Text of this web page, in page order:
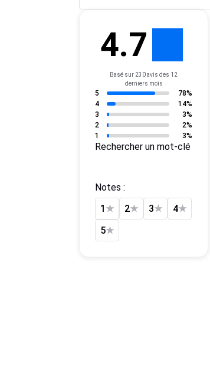
4.7
Basé sur 230 avis des 12
derniers mois
5
78%
4
14%
3
3%
2
2%
1
3%
Rechercher un mot-clé
Notes :
1 ★ 2★ 3★ 4★
5★